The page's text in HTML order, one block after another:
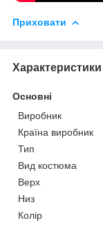
Приховати
Характеристики
Основні
Виробник
Країна виробник
Тип
Вид костюма
Верх
Низ
Колір